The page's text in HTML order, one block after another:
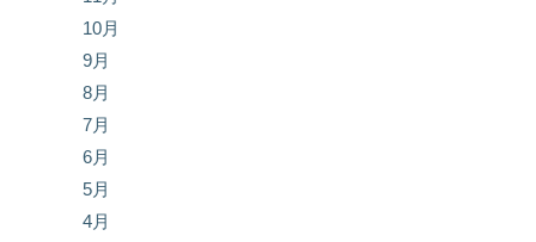
10月
9月
8月
7月
6月
5月
4月